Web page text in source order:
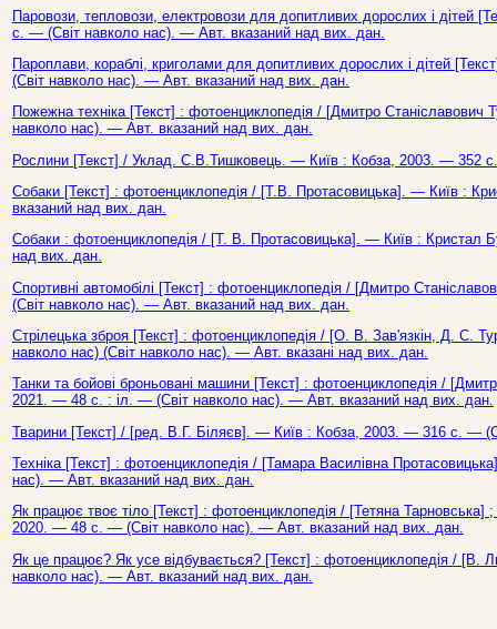
Паровози, тепловози, електровози для допитливих дорослих і
с. — (Світ навколо нас). — Авт. вказаний над вих. дан.
Пароплави, кораблі, криголами для допитливих дорослих і дітей
(Світ навколо нас). — Авт. вказаний над вих. дан.
Пожежна техніка [Текст] : фотоенциклопедія / [Дмитро
навколо нас). — Авт. вказаний над вих. дан.
Рослини [Текст] / Уклад. С.В.Тишковець. — Київ : Кобза, 2003. — 352
Собаки [Текст] : фотоенциклопедія / [Т.В. Протасовицька]. — Київ :
вказаний над вих. дан.
Собаки : фотоенциклопедія / [Т. В. Протасовицька]. — Київ :
над вих. дан.
Спортивні автомобілі [Текст] : фотоенциклопедія / [Дмитро
(Світ навколо нас). — Авт. вказаний над вих. дан.
Стрілецька зброя [Текст] : фотоенциклопедія / [О. В. Зав'язкін, Д. С.
навколо нас) (Світ навколо нас). — Авт. вказані над вих. дан.
Танки та бойові броньовані машини [Текст] : фотоенциклопедія /
2021. — 48 с. : іл. — (Світ навколо нас). — Авт. вказаний над вих. дан.
Тварини [Текст] / [ред. В.Г. Біляєв]. — Київ : Кобза, 2003. — 316 с. —
Техніка [Текст] : фотоенциклопедія / [Тамара Василівна
нас). — Авт. вказаний над вих. дан.
Як працює твоє тіло [Текст] : фотоенциклопедія / [Тетяна
2020. — 48 с. — (Світ навколо нас). — Авт. вказаний над вих. дан.
Як це працює? Як усе відбувається? [Текст] : фотоенциклопедія /
навколо нас). — Авт. вказаний над вих. дан.